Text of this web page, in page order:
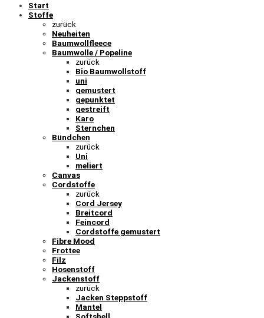
Start
Stoffe
zurück
Neuheiten
Baumwollfleece
Baumwolle / Popeline
zurück
Bio Baumwollstoff
uni
gemustert
gepunktet
gestreift
Karo
Sternchen
Bündchen
zurück
Uni
meliert
Canvas
Cordstoffe
zurück
Cord Jersey
Breitcord
Feincord
Cordstoffe gemustert
Fibre Mood
Frottee
Filz
Hosenstoff
Jackenstoff
zurück
Jacken Steppstoff
Mantel